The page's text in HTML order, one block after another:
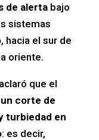
de alerta bajo
sistemas
, hacia el sur de
oriente.
que el
corte de
turbiedad en
: es decir,